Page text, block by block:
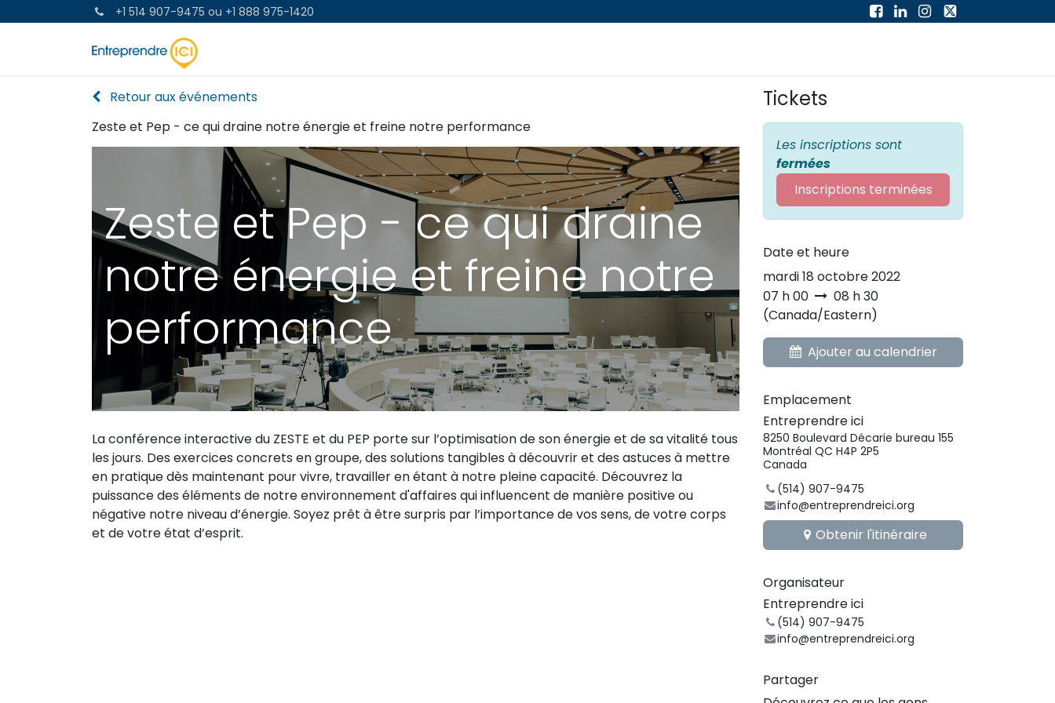
Retour aux événements
Zeste et Pep - ce qui draine notre énergie et freine notre performance
Zeste et Pep - ce qui draine
notre énergie et freine notre
performance
La conférence interactive du ZESTE et du PEP porte sur l’optimisation de son énergie et de sa vitalité tous
les jours. Des exercices concrets en groupe, des solutions tangibles à découvrir et des astuces à mettre
en pratique dès maintenant pour vivre, travailler en étant à notre pleine capacité. Découvrez la
puissance des éléments de notre environnement d'affaires qui influencent de manière positive ou
négative notre niveau d’énergie. Soyez prêt à être surpris par l’importance de vos sens, de votre corps
et de votre état d’esprit.
Tickets
Les inscriptions sont
fermées
Inscriptions terminées
Date et heure
mardi 18 octobre 2022
07 h 00
08 h 30
(Canada/Eastern)
Ajouter au calendrier
Emplacement
Entreprendre ici
8250 Boulevard Décarie bureau 155
Montréal QC H4P 2P5
Canada
(514) 907-9475
info@entreprendreici.org
Obtenir l'itinéraire
Organisateur
Entreprendre ici
(514) 907-9475
info@entreprendreici.org
Partager
+1 514 907-9475 ou +1 888 975-1420